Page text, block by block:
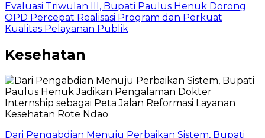
Evaluasi Triwulan III, Bupati Paulus Henuk Dorong
OPD Percepat Realisasi Program dan Perkuat
Kualitas Pelayanan Publik
Kesehatan
Dari Pengabdian Menuju Perbaikan Sistem, Bupati